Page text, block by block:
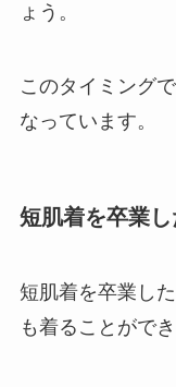
ょう。
このタイミング
なっています。
短肌着を卒業
短肌着を卒業し
も着ることができ